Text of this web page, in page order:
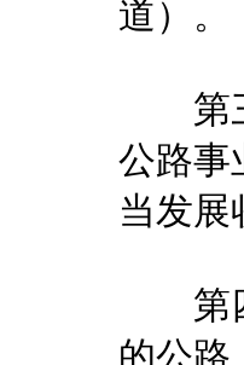
道）。
第三
公路事
当发展
第四
的公路